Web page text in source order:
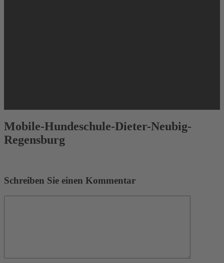
Mobile-Hundeschule-Dieter-Neubig-
Regensburg
Schreiben Sie einen Kommentar